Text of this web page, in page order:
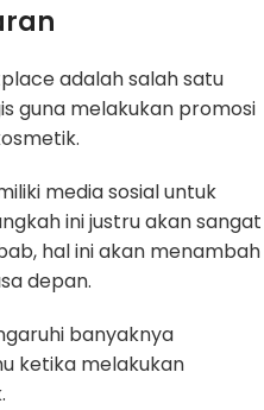
adalah salah satu
guna melakukan promosi
media sosial untuk
ini justru akan sangat
hal ini akan menambah
depan.
banyaknya
ketika melakukan